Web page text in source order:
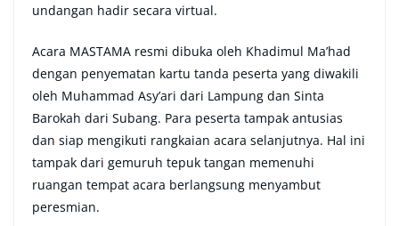
undangan hadir secara virtual.
Acara MASTAMA resmi dibuka oleh Khadimul Ma’had
dengan penyematan kartu tanda peserta yang diwakili
oleh Muhammad Asy’ari dari Lampung dan Sinta
Barokah dari Subang. Para peserta tampak antusias
dan siap mengikuti rangkaian acara selanjutnya. Hal ini
tampak dari gemuruh tepuk tangan memenuhi
ruangan tempat acara berlangsung menyambut
peresmian.